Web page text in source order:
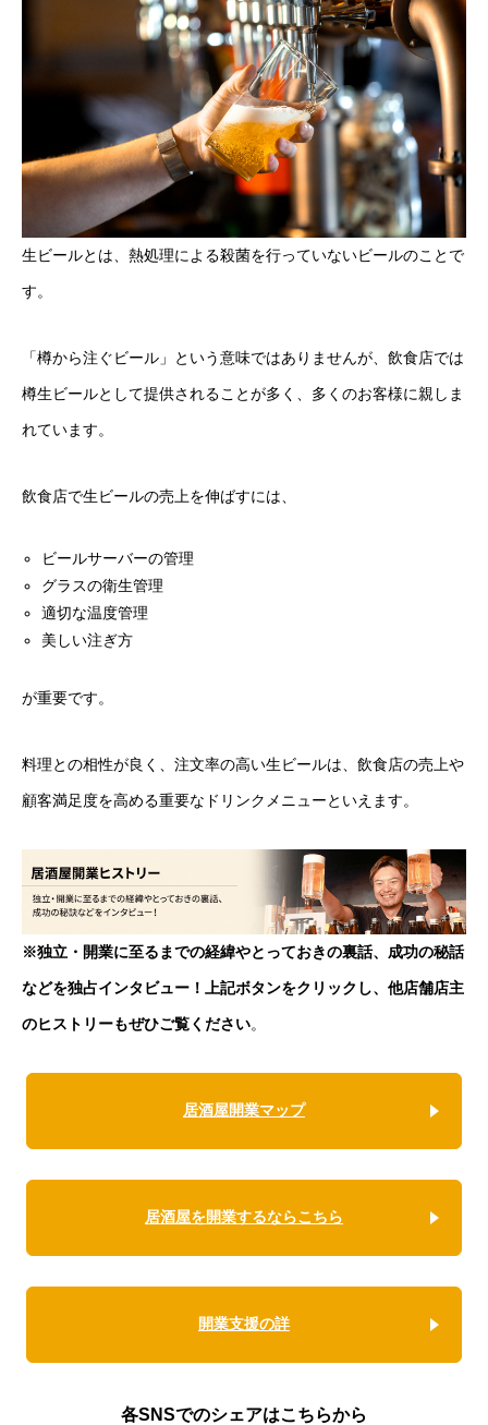
生ビールとは、熱処理による殺菌を行っていないビールのことで
す。
「樽から注ぐビール」という意味ではありませんが、飲食店では
樽生ビールとして提供されることが多く、多くのお客様に親しま
れています。
飲食店で生ビールの売上を伸ばすには、
ビールサーバーの管理
グラスの衛生管理
適切な温度管理
美しい注ぎ方
が重要です。
料理との相性が良く、注文率の高い生ビールは、飲食店の売上や
顧客満足度を高める重要なドリンクメニューといえます。
※独立・開業に至るまでの経緯やとっておきの裏話、成功の秘話
などを独占インタビュー！上記ボタンをクリックし、他店舗店主
のヒストリーもぜひご覧ください。
居酒屋開業マップ
居酒屋を開業するならこちら
開業支援の詳
各SNSでのシェアはこちらから